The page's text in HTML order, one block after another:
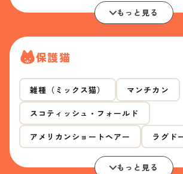
もっと見る
保護猫
雑種（ミックス猫） マンチカン
スコティッシュ・フォールド
アメリカンショートヘアー ラグド
もっと見る